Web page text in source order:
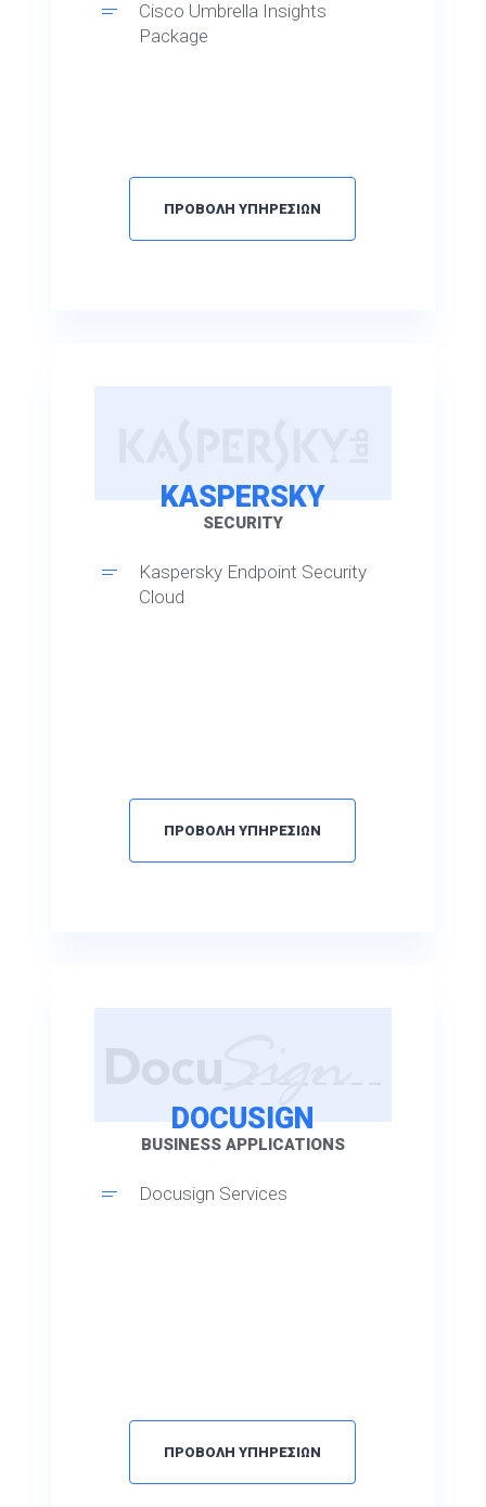
Cisco Umbrella Insights
Package
ΠΡΟΒΟΛΗ ΥΠΗΡΕΣΙΩΝ
KASPERSKY
SECURITY
Kaspersky Endpoint Security
Cloud
ΠΡΟΒΟΛΗ ΥΠΗΡΕΣΙΩΝ
DOCUSIGN
BUSINESS APPLICATIONS
Docusign Services
ΠΡΟΒΟΛΗ ΥΠΗΡΕΣΙΩΝ